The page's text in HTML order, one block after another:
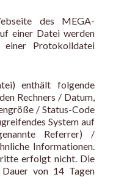
des MEGA-
einer Datei werden
Protokolldatei
enthält folgende
Rechners / Datum,
/ Status-Code
System auf
Referrer) /
Informationen.
erfolgt nicht. Die
von 14 Tagen